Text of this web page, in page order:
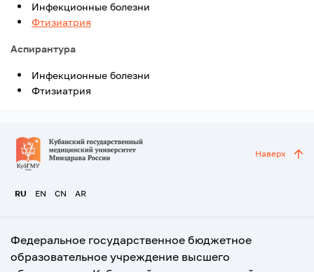
Инфекционные болезни
Фтизиатрия
Аспирантура
Инфекционные болезни
Фтизиатрия
RU EN CN AR
Наверх
Федеральное государственное бюджетное
образовательное учреждение высшего